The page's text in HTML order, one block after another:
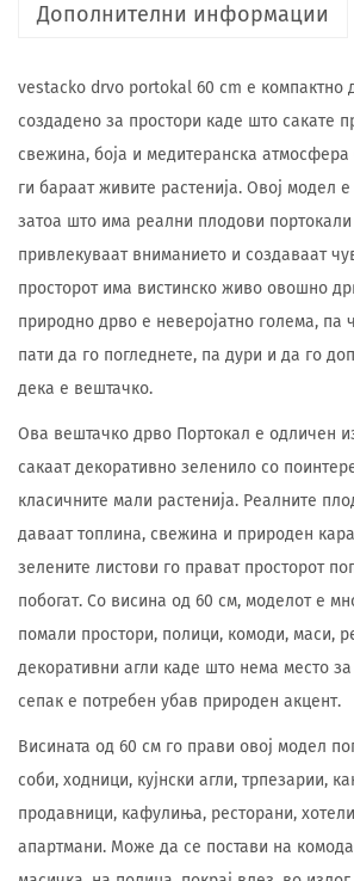
Дополнителни информации
vestacko drvo portokal 60 cm е компактно
создадено за простори каде што сакате
свежина, боја и медитеранска
ги бараат живите растенија. Овој модел
затоа што има реални плодови
привлекуваат вниманието и создаваат
просторот има вистинско живо овошно
природно дрво е неверојатно голема, па
пати да го погледнете, па дури и да го
дека е вештачко.
Ова вештачко дрво Портокал е одличен
сакаат декоративно зеленило со
класичните мали растенија. Реалните
даваат топлина, свежина и природен
зелените листови го прават просторот
побогат. Со висина од 60 см, моделот е
помали простори, полици, комоди, маси,
декоративни агли каде што нема место
сепак е потребен убав природен акцент.
Висината од 60 см го прави овој модел
соби, ходници, кујнски агли, трпезарии,
продавници, кафулиња, ресторани,
апартмани. Може да се постави на